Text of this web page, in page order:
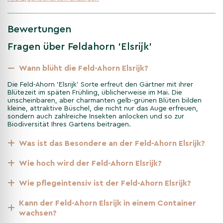
Pflege des Feld-Ahorn Elsrijk –
Tipps für ein langes Baumleben
Der Feld-Ahorn 'Elsrijk' ist anspruchslos und pflegeleicht. Er
bevorzugt einen sonnigen bis halbschattigen Standort und
kommt mit städtischen Bedingungen gut zurecht.
Regelmäßiges Beschneiden ist nicht notwendig, kann aber
helfen, die Form zu erhalten und das Wachstum zu fördern. Eine
jährliche Düngung unterstützt die Gesundheit und Vitalität des
Baumes.
Warum Sie sich für diesen Baum
entscheiden sollten
Garten. Er ist nicht nur optisch ansprechend, sondern bietet
Bewertungen
Fragen über Feldahorn 'Elsrijk'
Wann blüht die Feld-Ahorn Elsrijk?
Die Feld-Ahorn 'Elsrijk' Sorte erfreut den Gärtner mit ihrer
Blütezeit im späten Frühling, üblicherweise im Mai. Die
unscheinbaren, aber charmanten gelb-grünen Blüten bilden
kleine, attraktive Büschel, die nicht nur das Auge erfreuen,
sondern auch zahlreiche Insekten anlocken und so zur
Biodiversität Ihres Gartens beitragen.
Was ist das Besondere an der Feld-Ahorn Elsrijk?
Wie hoch wird der Feld-Ahorn Elsrijk?
Wie pflegeintensiv ist der Feld-Ahorn Elsrijk?
Kann der Feld-Ahorn Elsrijk in einem Container
wachsen?